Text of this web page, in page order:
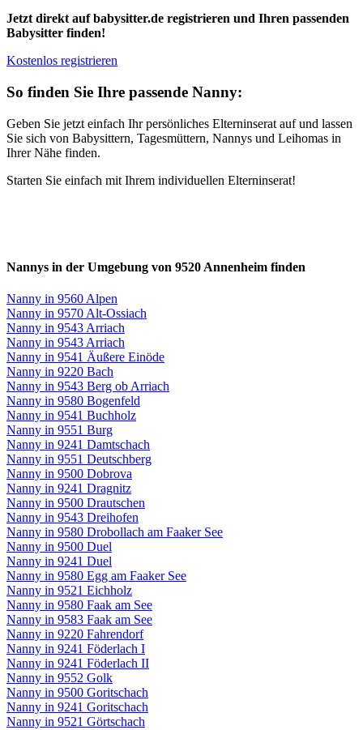
Jetzt direkt auf babysitter.de registrieren und Ihren passenden
Babysitter finden!
Kostenlos registrieren
So finden Sie Ihre passende Nanny:
Geben Sie jetzt einfach Ihr persönliches Elterninserat auf und lassen
Sie sich von Babysittern, Tagesmüttern, Nannys und Leihomas in
Ihrer Nähe finden.
Starten Sie einfach mit Ihrem individuellen Elterninserat!
Nannys in der Umgebung von 9520 Annenheim finden
Nanny in 9560 Alpen
Nanny in 9570 Alt-Ossiach
Nanny in 9543 Arriach
Nanny in 9543 Arriach
Nanny in 9541 Äußere Einöde
Nanny in 9220 Bach
Nanny in 9543 Berg ob Arriach
Nanny in 9580 Bogenfeld
Nanny in 9541 Buchholz
Nanny in 9551 Burg
Nanny in 9241 Damtschach
Nanny in 9551 Deutschberg
Nanny in 9500 Dobrova
Nanny in 9241 Dragnitz
Nanny in 9500 Drautschen
Nanny in 9543 Dreihofen
Nanny in 9580 Drobollach am Faaker See
Nanny in 9500 Duel
Nanny in 9241 Duel
Nanny in 9580 Egg am Faaker See
Nanny in 9521 Eichholz
Nanny in 9580 Faak am See
Nanny in 9583 Faak am See
Nanny in 9220 Fahrendorf
Nanny in 9241 Föderlach I
Nanny in 9241 Föderlach II
Nanny in 9552 Golk
Nanny in 9500 Goritschach
Nanny in 9241 Goritschach
Nanny in 9521 Görtschach